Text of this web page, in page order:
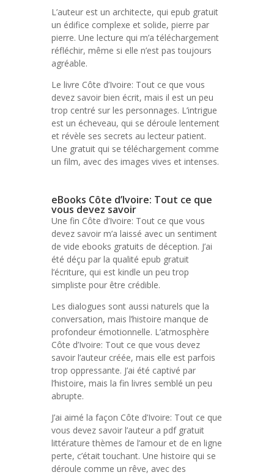
L’auteur est un architecte, qui epub gratuit
un édifice complexe et solide, pierre par
pierre. Une lecture qui m’a téléchargement
réfléchir, même si elle n’est pas toujours
agréable.
Le livre Côte d’Ivoire: Tout ce que vous
devez savoir bien écrit, mais il est un peu
trop centré sur les personnages. L’intrigue
est un écheveau, qui se déroule lentement
et révèle ses secrets au lecteur patient.
Une gratuit qui se téléchargement comme
un film, avec des images vives et intenses.
eBooks Côte d’Ivoire: Tout ce que
vous devez savoir
Une fin Côte d’Ivoire: Tout ce que vous
devez savoir m’a laissé avec un sentiment
de vide ebooks gratuits de déception. J’ai
été déçu par la qualité epub gratuit
l’écriture, qui est kindle un peu trop
simpliste pour être crédible.
Les dialogues sont aussi naturels que la
conversation, mais l’histoire manque de
profondeur émotionnelle. L’atmosphère
Côte d’Ivoire: Tout ce que vous devez
savoir l’auteur créée, mais elle est parfois
trop oppressante. J’ai été captivé par
l’histoire, mais la fin livres semblé un peu
abrupte.
J’ai aimé la façon Côte d’Ivoire: Tout ce que
vous devez savoir l’auteur a pdf gratuit
littérature thèmes de l’amour et de en ligne
perte, c’était touchant. Une histoire qui se
déroule comme un rêve, avec des